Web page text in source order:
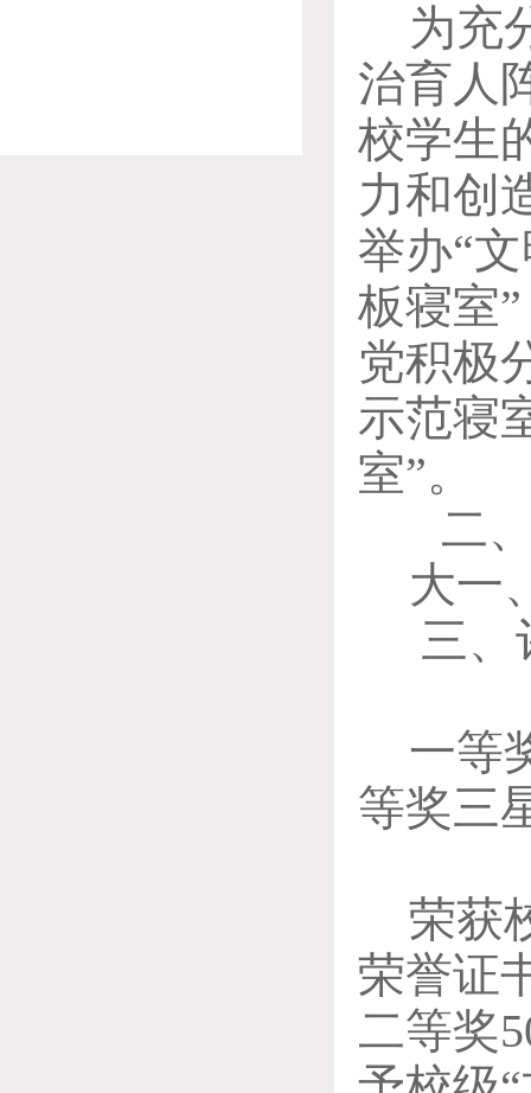
为充
治育人
校学生
力和创
举办“
板寝室”
党积极
示范寝
室”。
二
大一
三、
一等
等奖三
荣获
荣誉证
二等奖